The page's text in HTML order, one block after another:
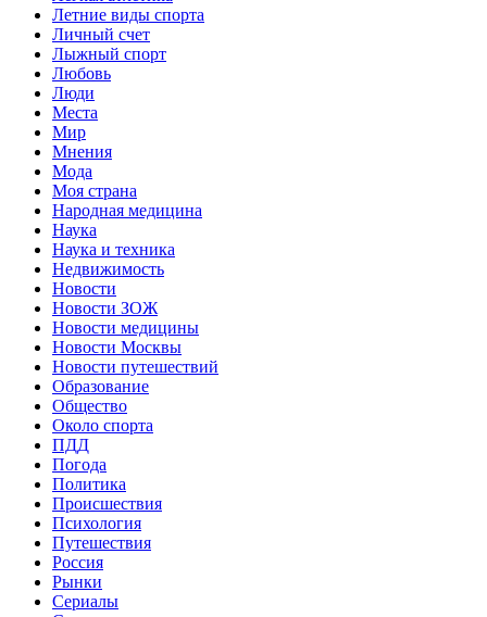
Летние виды спорта
Личный счет
Лыжный спорт
Любовь
Люди
Места
Мир
Мнения
Мода
Моя страна
Народная медицина
Наука
Наука и техника
Недвижимость
Новости
Новости ЗОЖ
Новости медицины
Новости Москвы
Новости путешествий
Образование
Общество
Около спорта
ПДД
Погода
Политика
Происшествия
Психология
Путешествия
Россия
Рынки
Сериалы